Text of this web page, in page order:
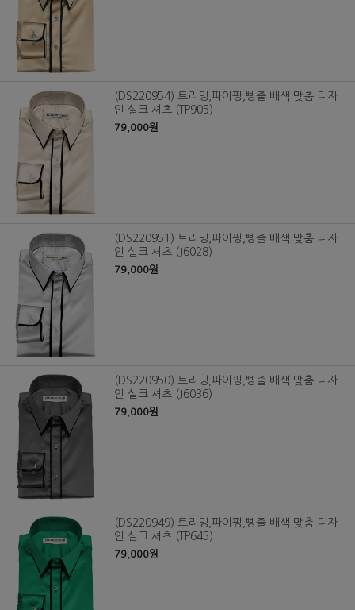
(DS220954) 트리밍,파이핑,삥줄 배색 맞춤 디자
인 실크 셔츠 (TP905)
79,000원
(DS220951) 트리밍,파이핑,삥줄 배색 맞춤 디자
인 실크 셔츠 (J6028)
79,000원
(DS220950) 트리밍,파이핑,삥줄 배색 맞춤 디자
인 실크 셔츠 (J6036)
79,000원
(DS220949) 트리밍,파이핑,삥줄 배색 맞춤 디자
인 실크 셔츠 (TP645)
79,000원